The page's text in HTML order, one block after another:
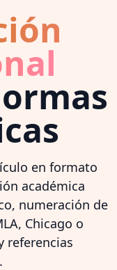
en formato
académica
numeración de
Chicago o
referencias